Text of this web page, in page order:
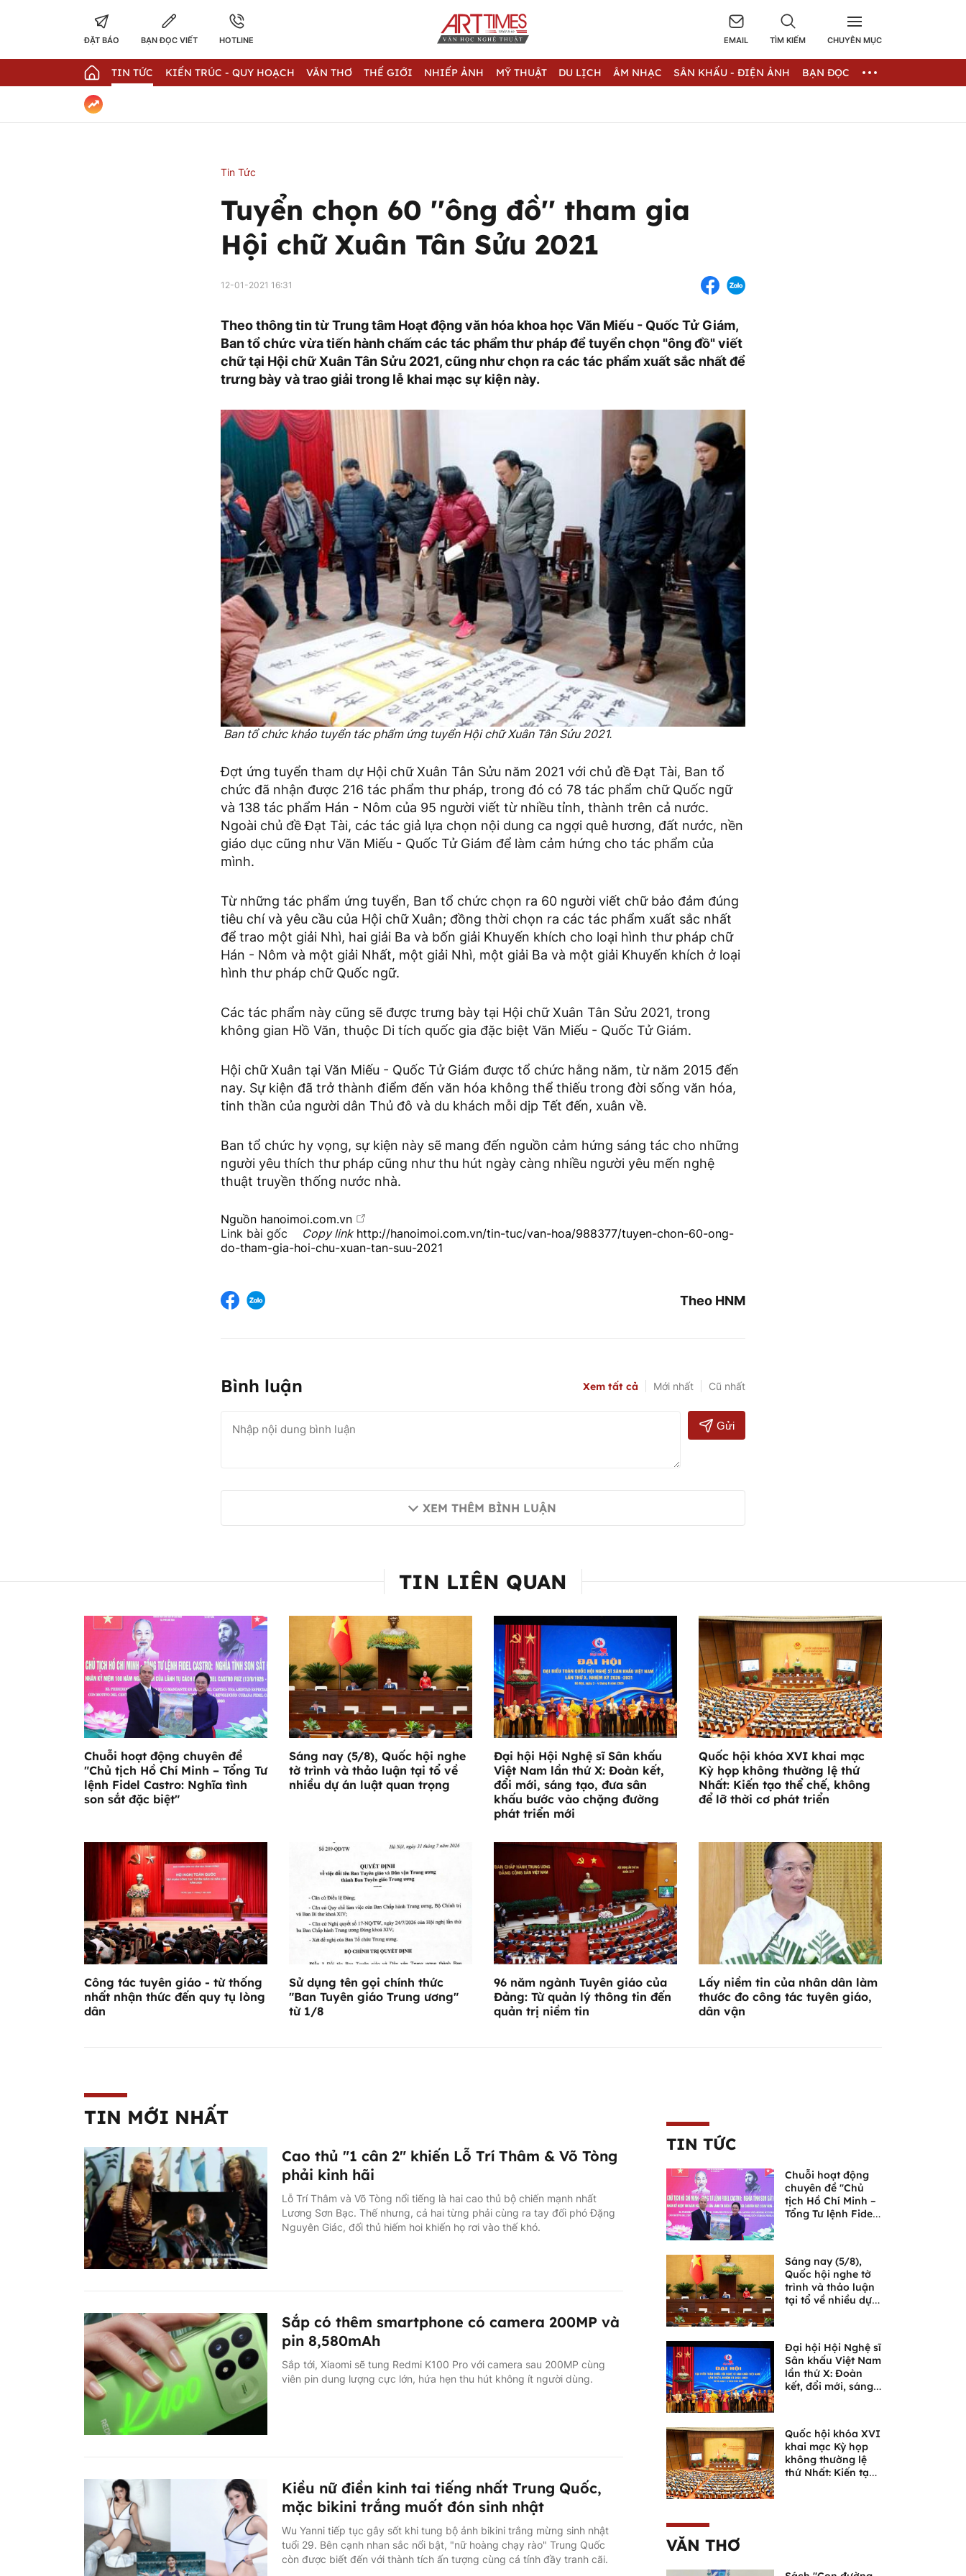
ĐẶT BÁO BẠN ĐỌC VIẾT HOTLINE EMAIL TÌM KIẾM CHUYÊN MỤC
TIN TỨC KIẾN TRÚC - QUY HOẠCH VĂN THƠ THẾ GIỚI NHIẾP ẢNH MỸ THUẬT DU LỊCH ÂM NHẠC SÂN KHẤU - ĐIỆN ẢNH BẠN ĐỌC
Tin Tức
Tuyển chọn 60 ''ông đồ'' tham gia
Hội chữ Xuân Tân Sửu 2021
12-01-2021 16:31
Theo thông tin từ Trung tâm Hoạt động văn hóa khoa học Văn Miếu - Quốc Tử Giám,
Ban tổ chức vừa tiến hành chấm các tác phẩm thư pháp để tuyển chọn "ông đồ" viết
chữ tại Hội chữ Xuân Tân Sửu 2021, cũng như chọn ra các tác phẩm xuất sắc nhất để
trưng bày và trao giải trong lễ khai mạc sự kiện này.
Ban tổ chức khảo tuyển tác phẩm ứng tuyển Hội chữ Xuân Tân Sửu 2021.
Đợt ứng tuyển tham dự Hội chữ Xuân Tân Sửu năm 2021 với chủ đề Đạt Tài, Ban tổ
chức đã nhận được 216 tác phẩm thư pháp, trong đó có 78 tác phẩm chữ Quốc ngữ
và 138 tác phẩm Hán - Nôm của 95 người viết từ nhiều tỉnh, thành trên cả nước.
Ngoài chủ đề Đạt Tài, các tác giả lựa chọn nội dung ca ngợi quê hương, đất nước, nền
giáo dục cũng như Văn Miếu - Quốc Tử Giám để làm cảm hứng cho tác phẩm của
mình.
Từ những tác phẩm ứng tuyển, Ban tổ chức chọn ra 60 người viết chữ bảo đảm đúng
tiêu chí và yêu cầu của Hội chữ Xuân; đồng thời chọn ra các tác phẩm xuất sắc nhất
để trao một giải Nhì, hai giải Ba và bốn giải Khuyến khích cho loại hình thư pháp chữ
Hán - Nôm và một giải Nhất, một giải Nhì, một giải Ba và một giải Khuyến khích ở loại
hình thư pháp chữ Quốc ngữ.
Các tác phẩm này cũng sẽ được trưng bày tại Hội chữ Xuân Tân Sửu 2021, trong
không gian Hồ Văn, thuộc Di tích quốc gia đặc biệt Văn Miếu - Quốc Tử Giám.
Hội chữ Xuân tại Văn Miếu - Quốc Tử Giám được tổ chức hằng năm, từ năm 2015 đến
nay. Sự kiện đã trở thành điểm đến văn hóa không thể thiếu trong đời sống văn hóa,
tinh thần của người dân Thủ đô và du khách mỗi dịp Tết đến, xuân về.
Ban tổ chức hy vọng, sự kiện này sẽ mang đến nguồn cảm hứng sáng tác cho những
người yêu thích thư pháp cũng như thu hút ngày càng nhiều người yêu mến nghệ
thuật truyền thống nước nhà.
Nguồn hanoimoi.com.vn
Link bài gốc
Copy link http://hanoimoi.com.vn/tin-tuc/van-hoa/988377/tuyen-chon-60-ong-
do-tham-gia-hoi-chu-xuan-tan-suu-2021
Theo HNM
Bình luận Xem tất cả Mới nhất Cũ nhất
Gửi
XEM THÊM BÌNH LUẬN
TIN LIÊN QUAN
Chuỗi hoạt động chuyên đề
"Chủ tịch Hồ Chí Minh – Tổng Tư
lệnh Fidel Castro: Nghĩa tình
son sắt đặc biệt"
Sáng nay (5/8), Quốc hội nghe
tờ trình và thảo luận tại tổ về
nhiều dự án luật quan trọng
Đại hội Hội Nghệ sĩ Sân khấu
Việt Nam lần thứ X: Đoàn kết,
đổi mới, sáng tạo, đưa sân
khấu bước vào chặng đường
phát triển mới
Quốc hội khóa XVI khai mạc
Kỳ họp không thường lệ thứ
Nhất: Kiến tạo thể chế, không
để lỡ thời cơ phát triển
Công tác tuyên giáo - từ thống
nhất nhận thức đến quy tụ lòng
dân
Sử dụng tên gọi chính thức
"Ban Tuyên giáo Trung ương"
từ 1/8
96 năm ngành Tuyên giáo của
Đảng: Từ quản lý thông tin đến
quản trị niềm tin
Lấy niềm tin của nhân dân làm
thước đo công tác tuyên giáo,
dân vận
TIN MỚI NHẤT
Cao thủ "1 cân 2" khiến Lỗ Trí Thâm & Võ Tòng
phải kinh hãi
Lỗ Trí Thâm và Võ Tòng nổi tiếng là hai cao thủ bộ chiến mạnh nhất
Lương Sơn Bạc. Thế nhưng, cả hai từng phải cùng ra tay đối phó Đặng
Nguyên Giác, đối thủ hiếm hoi khiến họ rơi vào thế khó.
Sắp có thêm smartphone có camera 200MP và
pin 8,580mAh
Sắp tới, Xiaomi sẽ tung Redmi K100 Pro với camera sau 200MP cùng
viên pin dung lượng cực lớn, hứa hẹn thu hút không ít người dùng.
Kiều nữ điền kinh tai tiếng nhất Trung Quốc,
mặc bikini trắng muốt đón sinh nhật
Wu Yanni tiếp tục gây sốt khi tung bộ ảnh bikini trắng mừng sinh nhật
tuổi 29. Bên cạnh nhan sắc nổi bật, "nữ hoàng chạy rào" Trung Quốc
còn được biết đến với thành tích ấn tượng cùng cá tính đầy tranh cãi.
TIN TỨC
Chuỗi hoạt động
chuyên đề "Chủ
tịch Hồ Chí Minh –
Tổng Tư lệnh Fidel
Sáng nay (5/8),
Quốc hội nghe tờ
trình và thảo luận
tại tổ về nhiều dự
Đại hội Hội Nghệ sĩ
Sân khấu Việt Nam
lần thứ X: Đoàn
kết, đổi mới, sáng
đường phát triển
mới
Quốc hội khóa XVI
khai mạc Kỳ họp
không thường lệ
thứ Nhất: Kiến tạo
VĂN THƠ